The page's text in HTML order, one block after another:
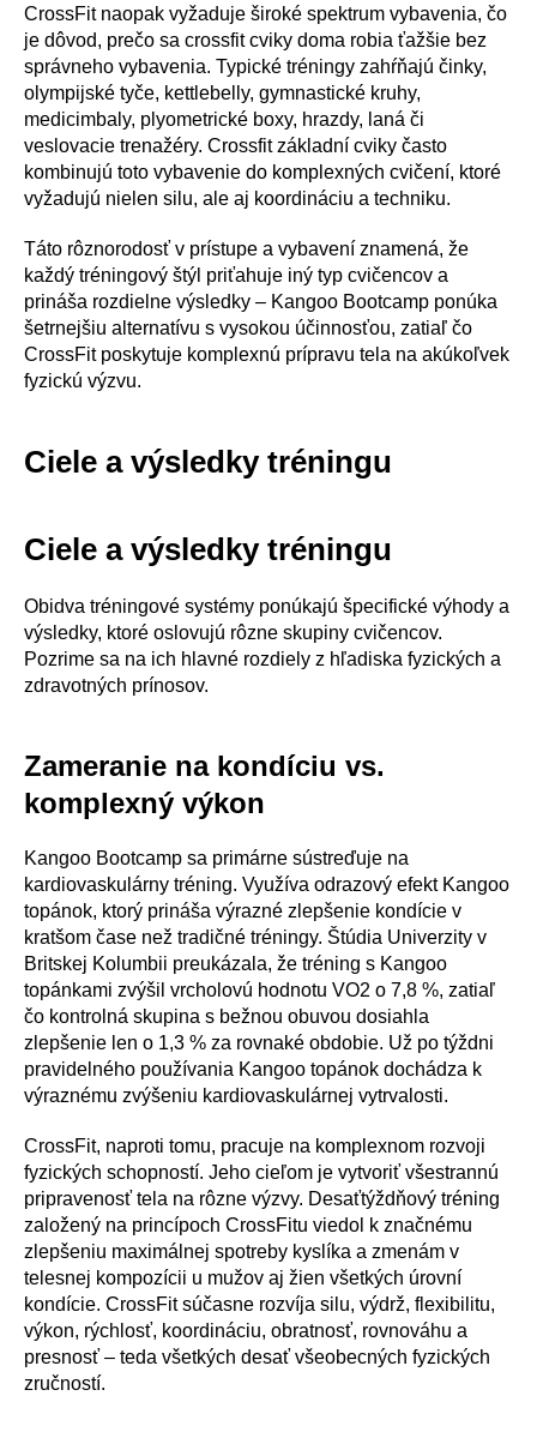
CrossFit naopak vyžaduje široké spektrum vybavenia, čo
je dôvod, prečo sa crossfit cviky doma robia ťažšie bez
správneho vybavenia. Typické tréningy zahŕňajú činky,
olympijské tyče, kettlebelly, gymnastické kruhy,
medicimbaly, plyometrické boxy, hrazdy, laná či
veslovacie trenažéry. Crossfit základní cviky často
kombinujú toto vybavenie do komplexných cvičení, ktoré
vyžadujú nielen silu, ale aj koordináciu a techniku.
Táto rôznorodosť v prístupe a vybavení znamená, že
každý tréningový štýl priťahuje iný typ cvičencov a
prináša rozdielne výsledky – Kangoo Bootcamp ponúka
šetrnejšiu alternatívu s vysokou účinnosťou, zatiaľ čo
CrossFit poskytuje komplexnú prípravu tela na akúkoľvek
fyzickú výzvu.
Ciele a výsledky tréningu
Ciele a výsledky tréningu
Obidva tréningové systémy ponúkajú špecifické výhody a
výsledky, ktoré oslovujú rôzne skupiny cvičencov.
Pozrime sa na ich hlavné rozdiely z hľadiska fyzických a
zdravotných prínosov.
Zameranie na kondíciu vs.
komplexný výkon
Kangoo Bootcamp sa primárne sústreďuje na
kardiovaskulárny tréning. Využíva odrazový efekt Kangoo
topánok, ktorý prináša výrazné zlepšenie kondície v
kratšom čase než tradičné tréningy. Štúdia Univerzity v
Britskej Kolumbii preukázala, že tréning s Kangoo
topánkami zvýšil vrcholovú hodnotu VO2 o 7,8 %, zatiaľ
čo kontrolná skupina s bežnou obuvou dosiahla
zlepšenie len o 1,3 % za rovnaké obdobie. Už po týždni
pravidelného používania Kangoo topánok dochádza k
výraznému zvýšeniu kardiovaskulárnej vytrvalosti.
CrossFit, naproti tomu, pracuje na komplexnom rozvoji
fyzických schopností. Jeho cieľom je vytvoriť všestrannú
pripravenosť tela na rôzne výzvy. Desaťtýždňový tréning
založený na princípoch CrossFitu viedol k značnému
zlepšeniu maximálnej spotreby kyslíka a zmenám v
telesnej kompozícii u mužov aj žien všetkých úrovní
kondície. CrossFit súčasne rozvíja silu, výdrž, flexibilitu,
výkon, rýchlosť, koordináciu, obratnosť, rovnováhu a
presnosť – teda všetkých desať všeobecných fyzických
zručností.